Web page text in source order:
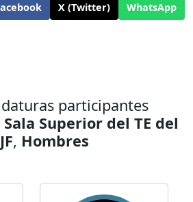
X (Twitter) WhatsApp
participantes
Superior del TE del
, Hombres